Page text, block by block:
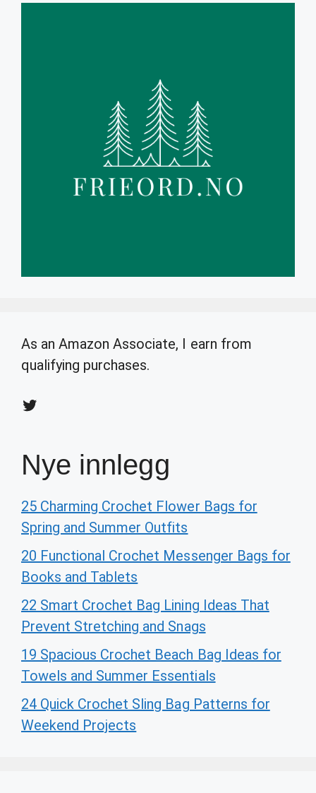
As an Amazon Associate, I earn from
qualifying purchases.
Twitter
Nye innlegg
25 Charming Crochet Flower Bags for
Spring and Summer Outfits
20 Functional Crochet Messenger Bags for
Books and Tablets
22 Smart Crochet Bag Lining Ideas That
Prevent Stretching and Snags
19 Spacious Crochet Beach Bag Ideas for
Towels and Summer Essentials
24 Quick Crochet Sling Bag Patterns for
Weekend Projects